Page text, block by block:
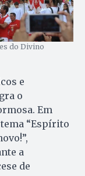
do Divino
e
o
Em
tema “Espírito
a
de